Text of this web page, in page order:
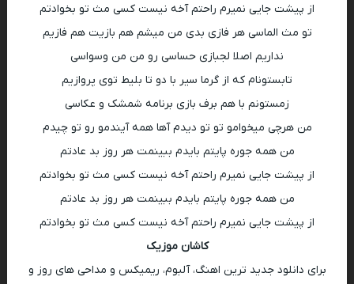
از پیشت جایی نمیرم راحتم آخه نیست کسی مث تو بخوادتم
تو مث الماسی هر فازی بدی من میشم هم بازیت هم فازیم
نداریم اصلا لجبازی حساسی رو من من وسواسی
تابستونام که از گرما سیر با دو تا بلیط توی پروازیم
زمستونم با هم برف بازی برنامه شمشک و عکاسی
من هرچی میخوامو تو تو دیدم آها همه آیندمو رو تو چیدم
من همه جوره پایتم بایدم ببینمت هر روز بد عادتم
از پیشت جایی نمیرم راحتم آخه نیست کسی مث تو بخوادتم
من همه جوره پایتم بایدم ببینمت هر روز بد عادتم
از پیشت جایی نمیرم راحتم آخه نیست کسی مث تو بخوادتم
کاشان موزیک
برای دانلود جدید ترین اهنگ، آلبوم، ریمیکس و مداحی های روز و